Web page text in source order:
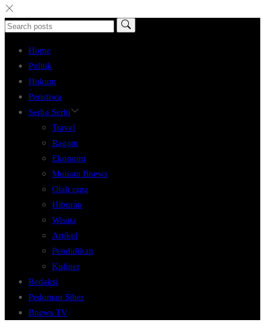
Home
Politik
Hukum
Peristiwa
Serba Serbi
Travel
Ragam
Ekonomi
Mutiara Bnews
Olah raga
Hiburan
Wisata
Artikel
Pendidikan
Kuliner
Redaksi
Pedoman Siber
Bnews TV